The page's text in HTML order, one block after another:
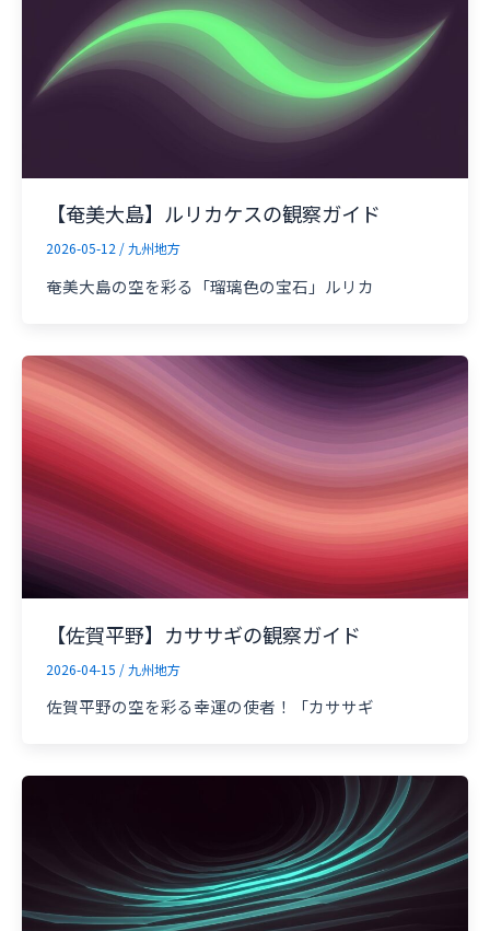
【奄美大島】ルリカケスの観察ガイド
2026-05-12/九州地方
奄美大島の空を彩る「瑠璃色の宝石」ルリカ
【佐賀平野】カササギの観察ガイド
2026-04-15 /九州地方
佐賀平野の空を彩る幸運の使者！「カササギ